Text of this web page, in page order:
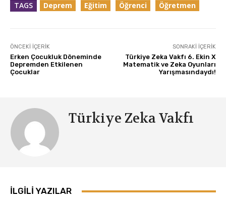
TAGS Deprem Eğitim Öğrenci Öğretmen
ÖNCEKI İÇERIK
Erken Çocukluk Döneminde
Depremden Etkilenen
Çocuklar
SONRAKI İÇERIK
Türkiye Zeka Vakfı 6. Ekin X
Matematik ve Zeka Oyunları
Yarışmasındaydı!
Türkiye Zeka Vakfı
İLGILI YAZILAR